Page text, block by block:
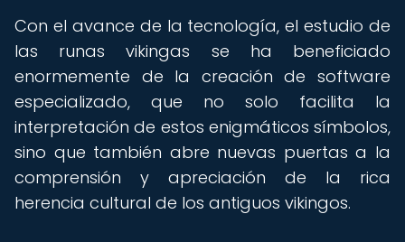
Con el avance de la tecnología, el estudio de
las runas vikingas se ha beneficiado
enormemente de la creación de software
especializado, que no solo facilita la
interpretación de estos enigmáticos símbolos,
sino que también abre nuevas puertas a la
comprensión y apreciación de la rica
herencia cultural de los antiguos vikingos.